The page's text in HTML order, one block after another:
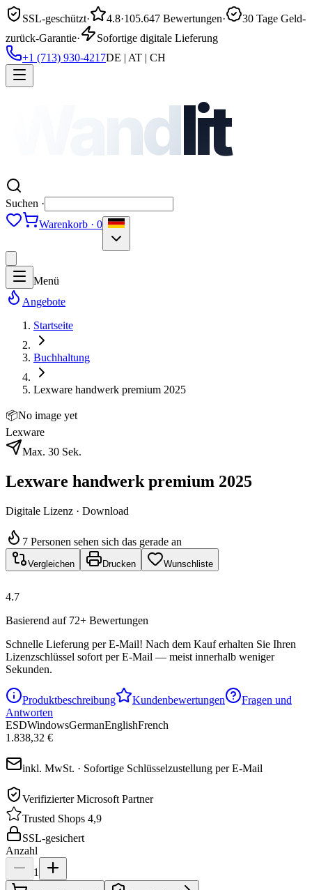
SSL-geschützt· 4.8·105.647 Bewertungen·
30 Tage Geld-
zurück-Garantie·
Sofortige digitale Lieferung
+1 (713) 930-4217DE | AT | CH
Wandlit
Suchen ·
Warenkorb · 0
Menü
Angebote
Startseite
Buchhaltung
Lexware handwerk premium 2025
📦No image yet
Lexware
Max. 30 Sek.
Lexware handwerk premium 2025
Digitale Lizenz · Download
7 Personen sehen sich das gerade an
Vergleichen Drucken Wunschliste
4.7
Basierend auf 72+ Bewertungen
Schnelle Lieferung per E-Mail! Nach dem Kauf erhalten Sie Ihren
Lizenzschlüssel sofort per E-Mail — meist innerhalb weniger
Sekunden.
Produktbeschreibung Kundenbewertungen
Fragen und
Antworten
ESDWindowsGermanEnglishFrench
1.838,32 €
inkl. MwSt. · Sofortige Schlüsselzustellung per E-Mail
Verifizierter Microsoft Partner
Trusted Shops 4,9
SSL-gesichert
Anzahl
1